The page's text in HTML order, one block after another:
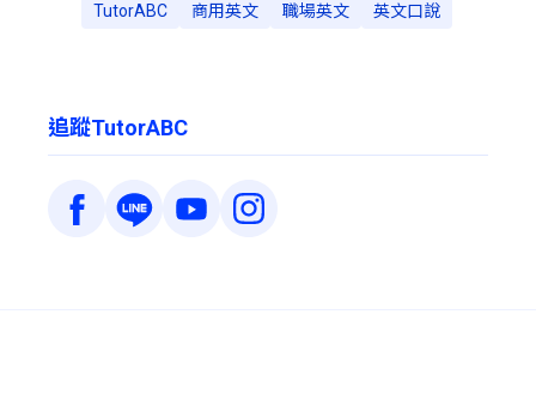
TutorABC 商用英文 職場英文 英文口說
追蹤TutorABC